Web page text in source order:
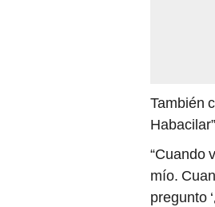
También
“Cuando
mío.
pregunto